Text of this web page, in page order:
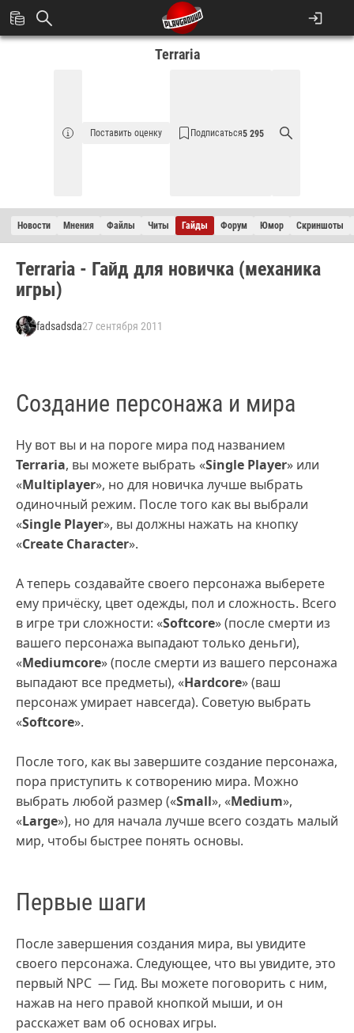
Terraria
Поставить оценку Подписаться5 295
Новости Мнения Файлы Читы Гайды Форум Юмор Cкриншоты
Terraria - Гайд для новичка (механика
игры)
fadsadsda27 сентября 2011
Создание персонажа и мира
Ну вот вы и на пороге мира под названием
Terraria, вы можете выбрать «Single Player» или
«Multiplayer», но для новичка лучше выбрать
одиночный режим. После того как вы выбрали
«Single Player», вы должны нажать на кнопку
«Create Character».
А теперь создавайте своего персонажа выберете
ему причёску, цвет одежды, пол и сложность. Всего
в игре три сложности: «Softcore» (после смерти из
вашего персонажа выпадают только деньги),
«Mediumcore» (после смерти из вашего персонажа
выпадают все предметы), «Hardcore» (ваш
персонаж умирает навсегда). Советую выбрать
«Softcore».
После того, как вы завершите создание персонажа,
пора приступить к сотворению мира. Можно
выбрать любой размер («Small», «Medium»,
«Large»), но для начала лучше всего создать малый
мир, чтобы быстрее понять основы.
Первые шаги
После завершения создания мира, вы увидите
своего персонажа. Следующее, что вы увидите, это
первый NPC — Гид. Вы можете поговорить с ним,
нажав на него правой кнопкой мыши, и он
расскажет вам об основах игры.